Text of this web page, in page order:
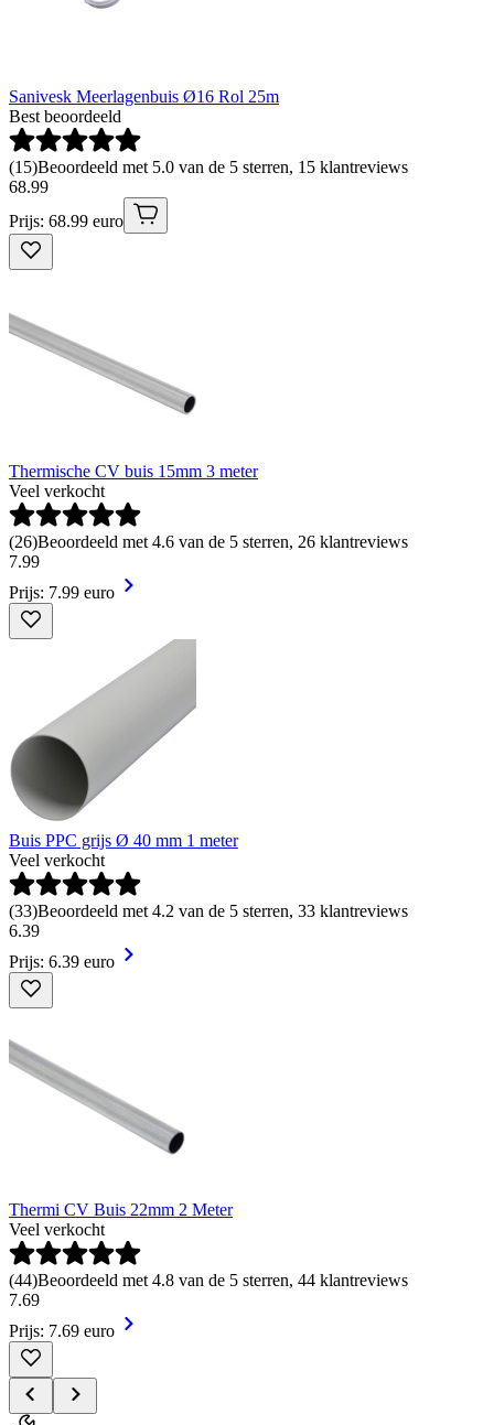
Sanivesk Meerlagenbuis Ø16 Rol 25m
Best beoordeeld
(15)Beoordeeld met 5.0 van de 5 sterren, 15 klantreviews
68.99
Prijs: 68.99 euro
Thermische CV buis 15mm 3 meter
Veel verkocht
(26)Beoordeeld met 4.6 van de 5 sterren, 26 klantreviews
7.99
Prijs: 7.99 euro
Buis PPC grijs Ø 40 mm 1 meter
Veel verkocht
(33)Beoordeeld met 4.2 van de 5 sterren, 33 klantreviews
6.39
Prijs: 6.39 euro
Thermi CV Buis 22mm 2 Meter
Veel verkocht
(44)Beoordeeld met 4.8 van de 5 sterren, 44 klantreviews
7.69
Prijs: 7.69 euro